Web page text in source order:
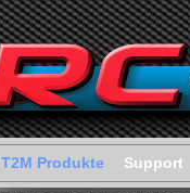
T2M Produkte Support